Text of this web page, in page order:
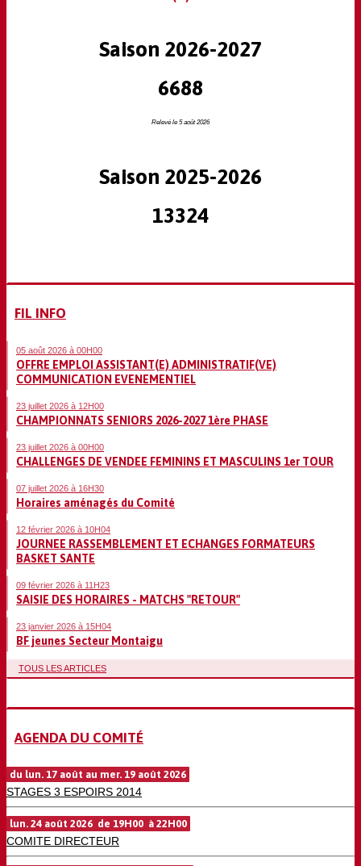
Saison 2026-2027
6688
Relevé le 5 août 2026
Saison 2025-2026
13324
FIL INFO
05 août 2026 à 00H00
OFFRE EMPLOI ASSISTANT(E) ADMINISTRATIF(VE)
COMMUNICATION EVENEMENTIEL
23 juillet 2026 à 12H00
CHAMPIONNATS SENIORS 2026-2027 1ère PHASE
23 juillet 2026 à 00H00
CHALLENGES DE VENDEE FEMININS ET MASCULINS 1er TOUR
07 juillet 2026 à 16H30
Horaires aménagés du Comité
12 février 2026 à 10H04
JOURNEE RASSEMBLEMENT ET ECHANGES FORMATEURS
BASKET SANTE
09 février 2026 à 11H23
SAISIE DES HORAIRES - MATCHS "RETOUR"
23 janvier 2026 à 15H04
BF jeunes Secteur Montaigu
TOUS LES ARTICLES
AGENDA DU COMITÉ
du lun. 17 août au mer. 19 août 2026
STAGES 3 ESPOIRS 2014
lun. 24 août 2026 de 19H00 à 22H00
COMITE DIRECTEUR